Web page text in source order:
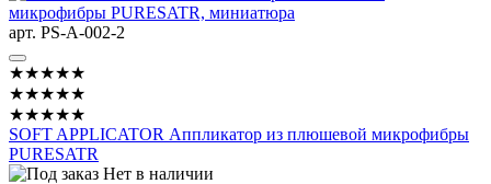
арт. PS-A-002-2
★★★★★
★★★★★
★★★★★
SOFT APPLICATOR Аппликатор из плюшевой микрофибры
PURESATR
Нет в наличии